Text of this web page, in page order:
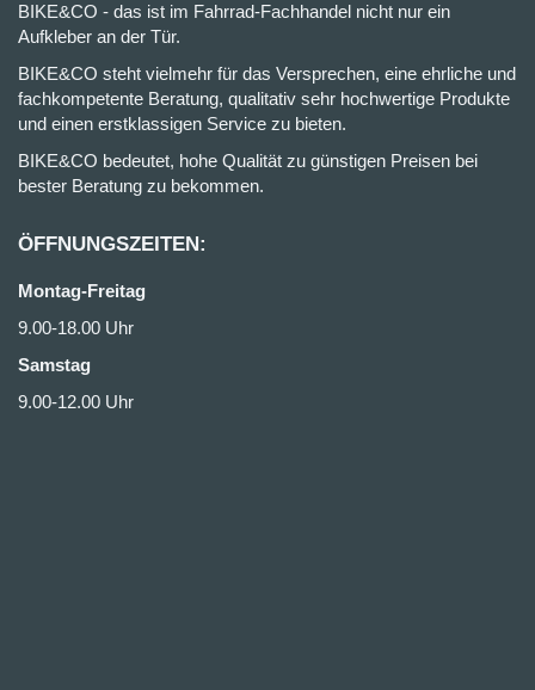
BIKE&CO - das ist im Fahrrad-Fachhandel nicht nur ein
Aufkleber an der Tür.
BIKE&CO steht vielmehr für das Versprechen, eine ehrliche und
fachkompetente Beratung, qualitativ sehr hochwertige Produkte
und einen erstklassigen Service zu bieten.
BIKE&CO bedeutet, hohe Qualität zu günstigen Preisen bei
bester Beratung zu bekommen.
ÖFFNUNGSZEITEN:
Montag-Freitag
9.00-18.00 Uhr
Samstag
9.00-12.00 Uhr